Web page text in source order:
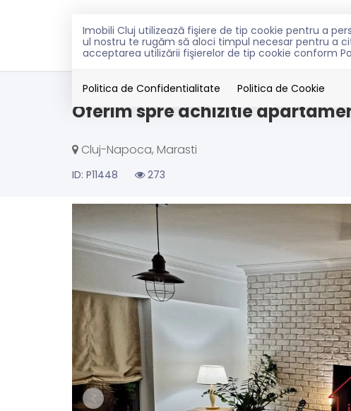
Imobili Cluj utilizează fişiere de tip cookie pentru a
ul nostru te rugăm să aloci timpul necesar pentru a
acceptarea utilizării fişierelor de tip cookie conform
Politica de Confidentialitate Politica de Cookie
VANZARI INCHIRIERI PENTRU
Vanzare Apartamente Cluj-Napoca Marasti
Oferim spre achizitie
Cluj-Napoca, Marasti
ID: P11448 273